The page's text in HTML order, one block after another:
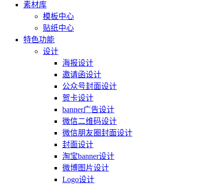
素材库
模板中心
贴纸中心
特色功能
设计
海报设计
邀请函设计
公众号封面设计
贺卡设计
banner广告设计
微信二维码设计
微信朋友圈封面设计
封面设计
淘宝banner设计
微博图片设计
Logo设计